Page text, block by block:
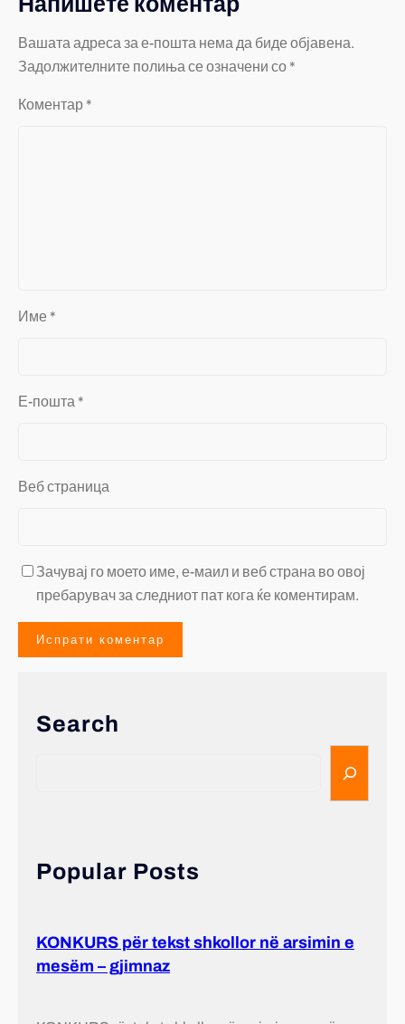
Вашата адреса за е-пошта нема да биде објавена.
Задолжителните полиња се означени со *
Коментар *
Име *
Е-пошта *
Веб страница
Зачувај го моето име, е-маил и веб страна во овој
пребарувач за следниот пат кога ќе коментирам.
Search
Popular Posts
KONKURS për tekst shkollor në arsimin e
mesëm – gjimnaz